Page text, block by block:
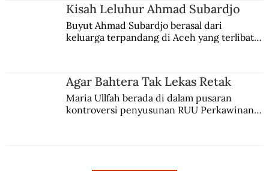
Kisah Leluhur Ahmad Subardjo
Buyut Ahmad Subardjo berasal dari
keluarga terpandang di Aceh yang terlibat
Agar Bahtera Tak Lekas Retak
Maria Ullfah berada di dalam pusaran
kontroversi penyusunan RUU Perkawinan.